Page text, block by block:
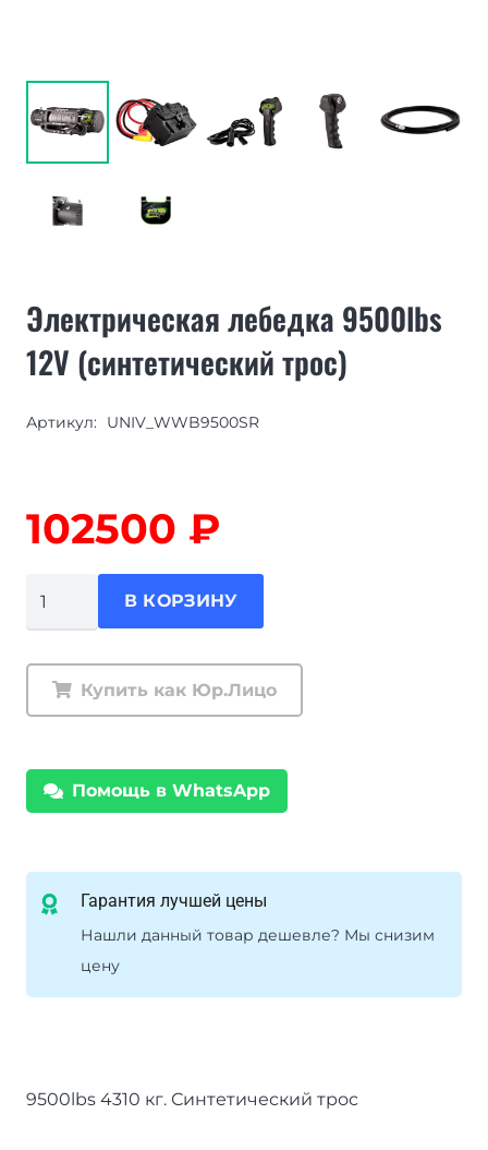
Электрическая лебедка 9500lbs
12V (синтетический трос)
Артикул: UNIV_WWB9500SR
102500 ₽
лебедка
9500lbs
(синтетический
трос)
В КОРЗИНУ
Купить как Юр.Лицо
Помощь в WhatsApp
Гарантия лучшей цены
Нашли данный товар дешевле? Мы снизим
цену
9500lbs 4310 кг. Синтетический трос